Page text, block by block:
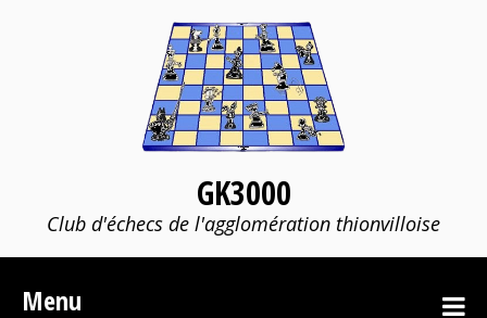
GK3000
Club d'échecs de l'agglomération thionvilloise
Menu